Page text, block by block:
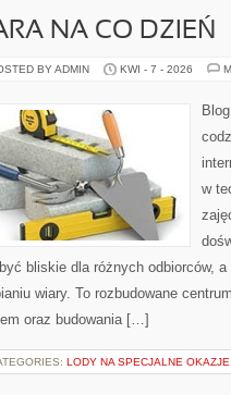
NA CO DZIEŃ
BY ADMIN KWI - 7 - 2026
w
bliskie dla różnych odbiorców,
wiary. To rozbudowane
oraz budowania […]
LODY NA SPECJALNE OKAZJE